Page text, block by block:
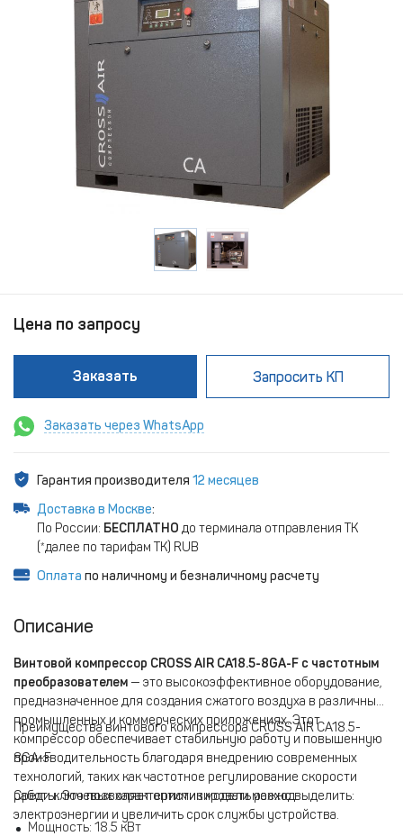
Цена по запросу
Заказать Запросить КП
Заказать через WhatsApp
Гарантия производителя 12 месяцев
Доставка в Москве:
По России: БЕСПЛАТНО до терминала отправления ТК
(*далее по тарифам ТК) RUB
Оплата по наличному и безналичному расчету
Описание
Винтовой компрессор CROSS AIR CA18.5-8GA-F с частотным
преобразователем — это высокоэффективное оборудование,
предназначенное для создания сжатого воздуха в различных
промышленных и коммерческих приложениях. Этот
компрессор обеспечивает стабильную работу и повышенную
производительность благодаря внедрению современных
технологий, таких как частотное регулирование скорости
работы. Это позволяет оптимизировать расход
электроэнергии и увеличить срок службы устройства.
Преимущества винтового компрессора CROSS AIR CA18.5-
8GA-F
Среди ключевых характеристик модели можно выделить:
Мощность: 18.5 кВт